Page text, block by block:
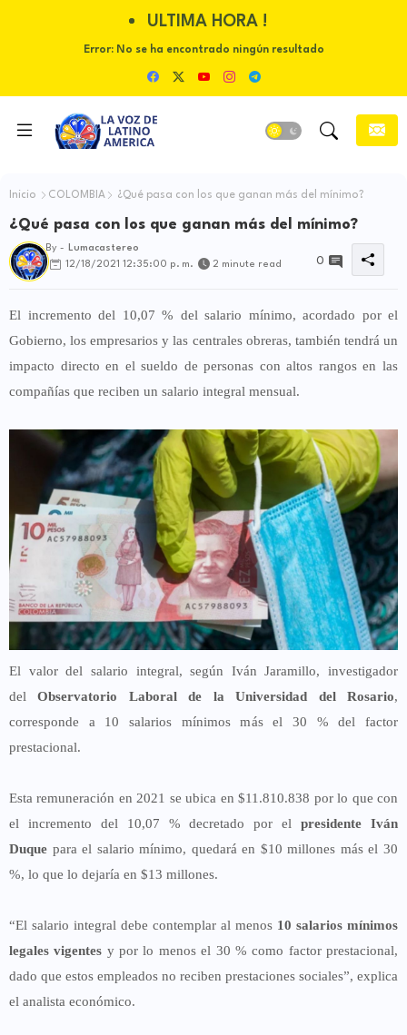
ULTIMA HORA !
Error:No se ha encontrado ningún resultado
Inicio COLOMBIA ¿Qué pasa con los que ganan más del mínimo?
¿Qué pasa con los que ganan más del mínimo?
By -
Lumacastereo
12/18/2021 12:35:00 p. m.
2 minute read 0
El incremento del 10,07 % del salario mínimo, acordado por el
Gobierno, los empresarios y las centrales obreras, también tendrá un
impacto directo en el sueldo de personas con altos rangos en las
compañías que reciben un salario integral mensual.
El valor del salario integral, según Iván Jaramillo, investigador
delObservatorio Laboral de la Universidad del Rosario,
corresponde a 10 salarios mínimos más el 30 % del factor
prestacional.
Esta remuneración en 2021 se ubica en $11.810.838 por lo que con
el incremento del 10,07 % decretado por elpresidente Iván
Duque para el salario mínimo, quedará en $10 millones más el 30
%, lo que lo dejaría en $13 millones.
“El salario integral debe contemplar al menos 10 salarios mínimos
legales vigentes y por lo menos el 30 % como factor prestacional,
dado que estos empleados no reciben prestaciones sociales”, explica
el analista económico.